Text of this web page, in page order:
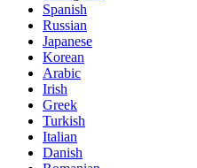
Spanish
Russian
Japanese
Korean
Arabic
Irish
Greek
Turkish
Italian
Danish